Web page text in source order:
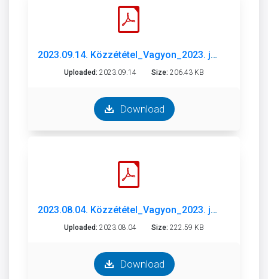
2023.09.14. Közzététel_Vagyon_2023. július.pdf
Uploaded: 2023.09.14 Size: 206.43 KB
Download
2023.08.04. Közzététel_Vagyon_2023. június.pdf
Uploaded: 2023.08.04 Size: 222.59 KB
Download